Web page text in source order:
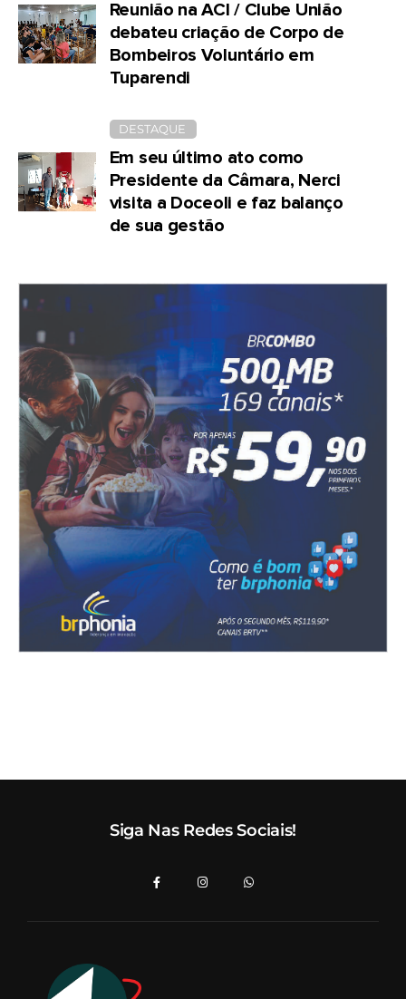
Reunião na ACI / Clube União
debateu criação de Corpo de
Bombeiros Voluntário em
Tuparendi
DESTAQUE
Em seu último ato como
Presidente da Câmara, Nerci
visita a Doceoli e faz balanço
de sua gestão
Siga Nas Redes Sociais!